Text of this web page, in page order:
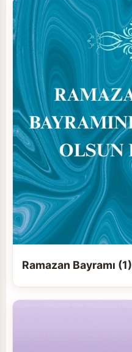
Ramazan Bayramı (1)